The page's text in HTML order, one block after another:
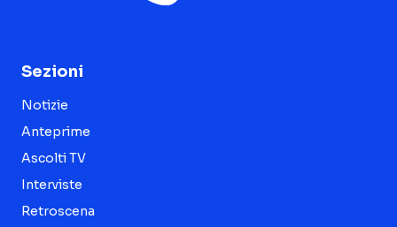
Sezioni
Notizie
Anteprime
Ascolti TV
Interviste
Retroscena